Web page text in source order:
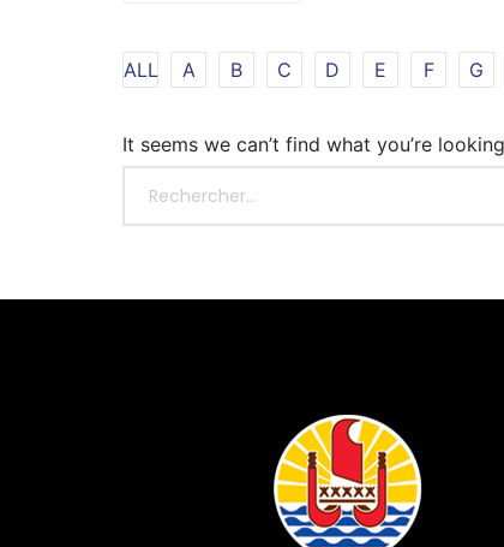
ALL A B C D E F G
It seems we can’t find what you’re